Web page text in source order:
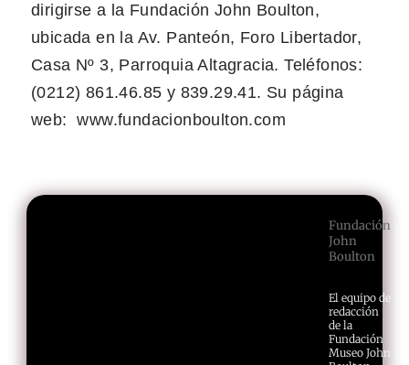
dirigirse a la Fundación John Boulton,
ubicada en la Av. Panteón, Foro Libertador,
Casa Nº 3, Parroquia Altagracia. Teléfonos:
(0212) 861.46.85 y 839.29.41. Su página
web: www.fundacionboulton.com
Fundación
John
Boulton
El equipo de
redacción
de la
Fundación
Museo John